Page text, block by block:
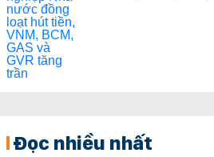
Đọc nhiều nhất